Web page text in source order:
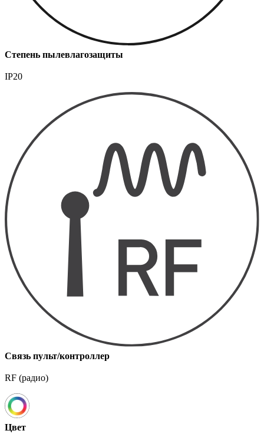
Степень пылевлагозащиты
IP20
Связь пульт/контроллер
RF (радио)
Цвет